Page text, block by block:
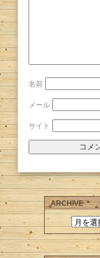
名前
メール
サイト
ARCHIVE